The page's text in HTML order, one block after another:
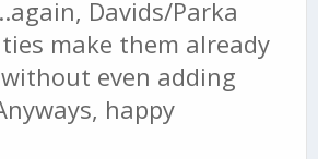
Davids/Parka
make them already
even adding
happy